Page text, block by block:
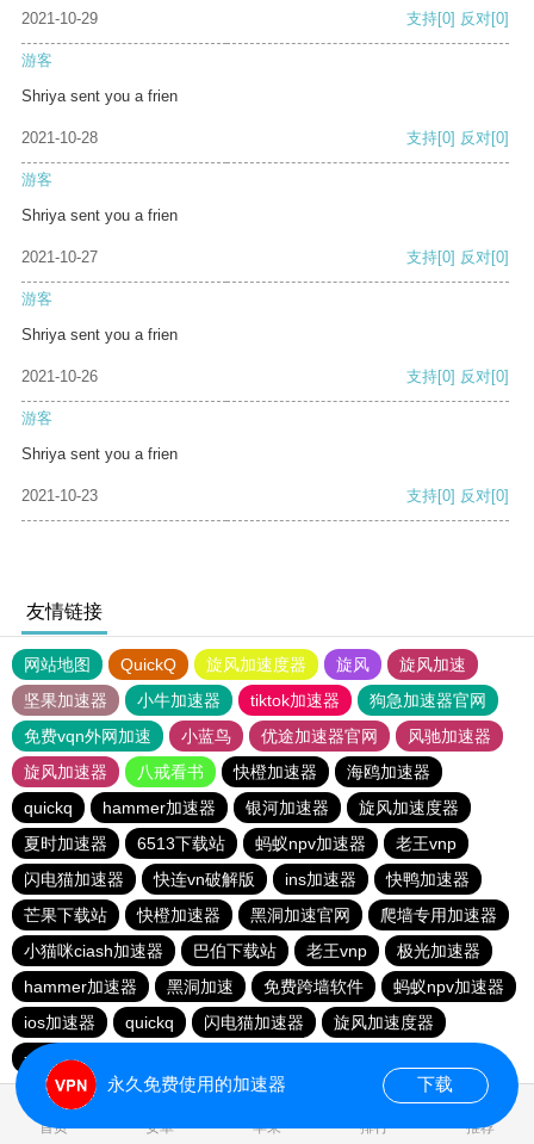
2021-10-29 支持[0] 反对[0]
游客
Shriya sent you a frien
2021-10-28 支持[0] 反对[0]
游客
Shriya sent you a frien
2021-10-27 支持[0] 反对[0]
游客
Shriya sent you a frien
2021-10-26 支持[0] 反对[0]
游客
Shriya sent you a frien
2021-10-23 支持[0] 反对[0]
友情链接
网站地图 QuickQ 旋风加速度器 旋风
旋风加速
坚果加速器
小牛加速器 tiktok加速器
狗急加速器官网
免费vqn外网加速
小蓝鸟 优途加速器官网
风驰加速器
旋风加速器
八戒看书 快橙加速器
海鸥加速器
quickq
hammer加速器 银河加速器
旋风加速度器
夏时加速器
6513下载站 蚂蚁npv加速器
老王vnp
闪电猫加速器
快连vn破解版 ins加速器
快鸭加速器
芒果下载站
快橙加速器 黑洞加速官网
爬墙专用加速器
小猫咪ciash加速器
巴伯下载站 老王vnp
极光加速器
hammer加速器
黑洞加速 免费跨墙软件
蚂蚁npv加速器
ios加速器
quickq 闪电猫加速器
旋风加速度器
一元机场
首页 安卓 苹果 排行 推荐
永久免费使用的加速器 下载